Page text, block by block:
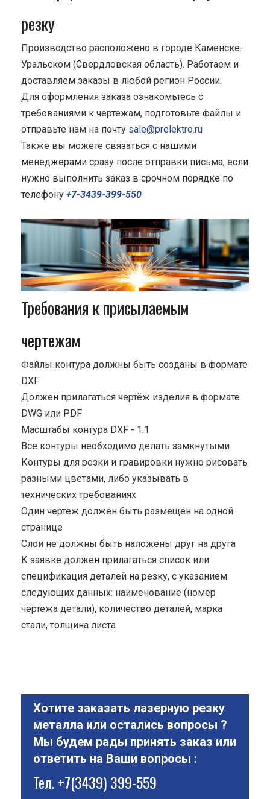
резку
Производство расположено в городе Каменске-
Уральском (Свердловская область). Работаем и
доставляем заказы в любой регион России.
Для оформления заказа ознакомьтесь с
требованиями к чертежам, подготовьте файлы и
отправьте нам на почту sale@prelektro.ru
Также вы можете связаться с нашими
менеджерами сразу после отправки письма, если
нужно выполнить заказ в срочном порядке по
телефону +7-3439-399-550
Требования к присылаемым
чертежам
Файлы контура должны быть созданы в формате
DXF
Должен прилагаться чертёж изделия в формате
DWG или PDF
Масштабы контура DXF - 1:1
Все контуры необходимо делать замкнутыми
Контуры для резки и гравировки нужно рисовать
разными цветами, либо указывать в
технических требованиях
Один чертеж должен быть размещен на одной
странице
Cлои не должны быть наложены друг на друга
К заявке должен прилагаться список или
спецификация деталей на резку, с указанием
следующих данных: наименование (номер
чертежа детали), количество деталей, марка
стали, толщина листа
Хотите заказать лазерную резку
металла или остались вопросы ?
Мы будем рады принять заказ или
ответить на Ваши вопросы :
Тел.+7(3439) 399-559